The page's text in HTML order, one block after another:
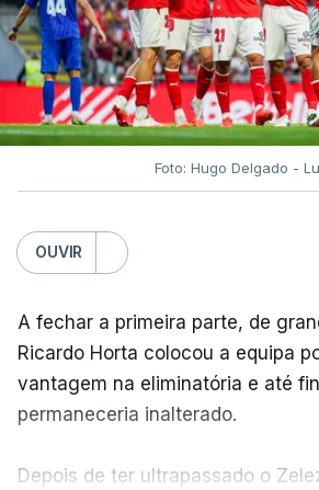
Foto: Hugo Delgado -
OUVIR
A fechar a primeira parte, de
Ricardo Horta colocou a equipa
vantagem na eliminatória e até
permaneceria inalterado.
Depois de ter ultrapassado o